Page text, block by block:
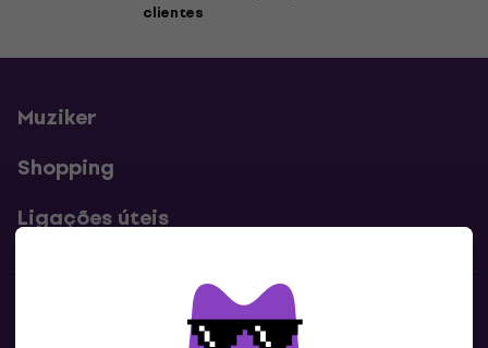
clientes
Muziker
Shopping
Ligações úteis
Contatos